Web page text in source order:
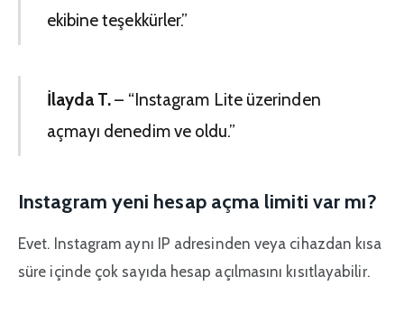
ekibine teşekkürler.”
İlayda T.– “Instagram Lite üzerinden
açmayı denedim ve oldu.”
Instagram yeni hesap açma limiti var mı?
Evet. Instagram aynı IP adresinden veya cihazdan kısa
süre içinde çok sayıda hesap açılmasını kısıtlayabilir.